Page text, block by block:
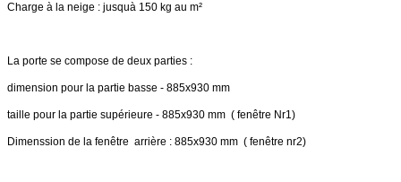
Charge à la neige : jusquà 150 kg au m²
La porte se compose de deux parties :
dimension pour la partie basse - 885x930 mm
taille pour la partie supérieure - 885x930 mm ( fenêtre Nr1)
Dimenssion de la fenêtre arrière : 885x930 mm ( fenêtre nr2)